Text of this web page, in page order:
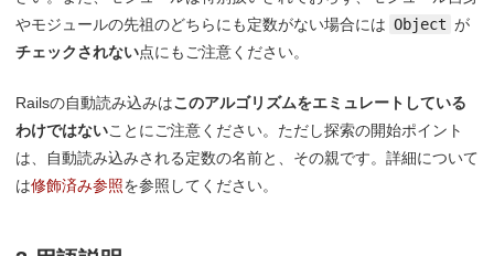
やモジュールの先祖のどちらにも定数がない場合には Object が
チェックされない点にもご注意ください。
Railsの自動読み込みはこのアルゴリズムをエミュレートしている
わけではないことにご注意ください。ただし探索の開始ポイント
は、自動読み込みされる定数の名前と、その親です。詳細について
は修飾済み参照を参照してください。